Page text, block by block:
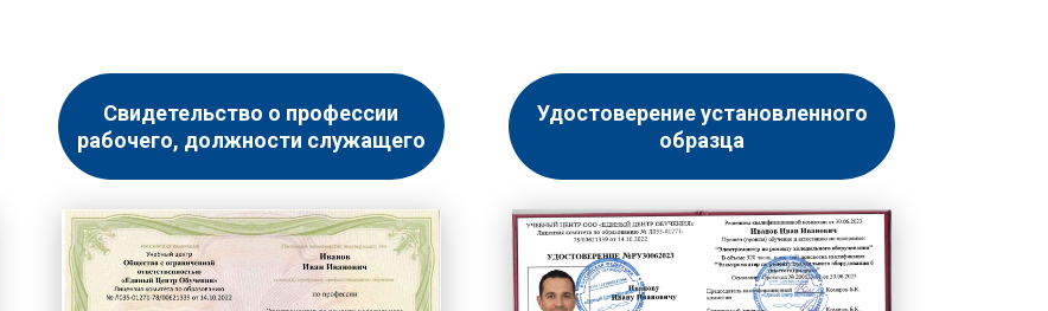
Свидетельство о профессии
рабочего, должности служащего
Удостоверение установленного
образца